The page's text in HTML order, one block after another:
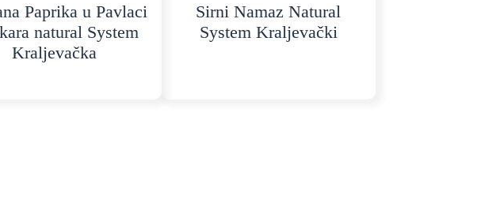
Paprika u Pavlaci
natural System
Kraljevačka
Sirni Namaz Natural
System Kraljevački